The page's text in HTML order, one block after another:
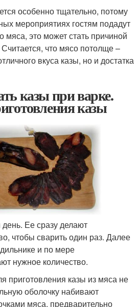
особенно тщательно, потому
мероприятиях гостям подадут
мяса, это может стать причиной
что мясо потолще –
вкуса казы, но и достатка
казы при варке.
казы
Ее сразу делают
чтобы сварить один раз. Далее
и по мере
нужное количество.
приготовления казы из мяса не
оболочку набивают
мяса, предварительно